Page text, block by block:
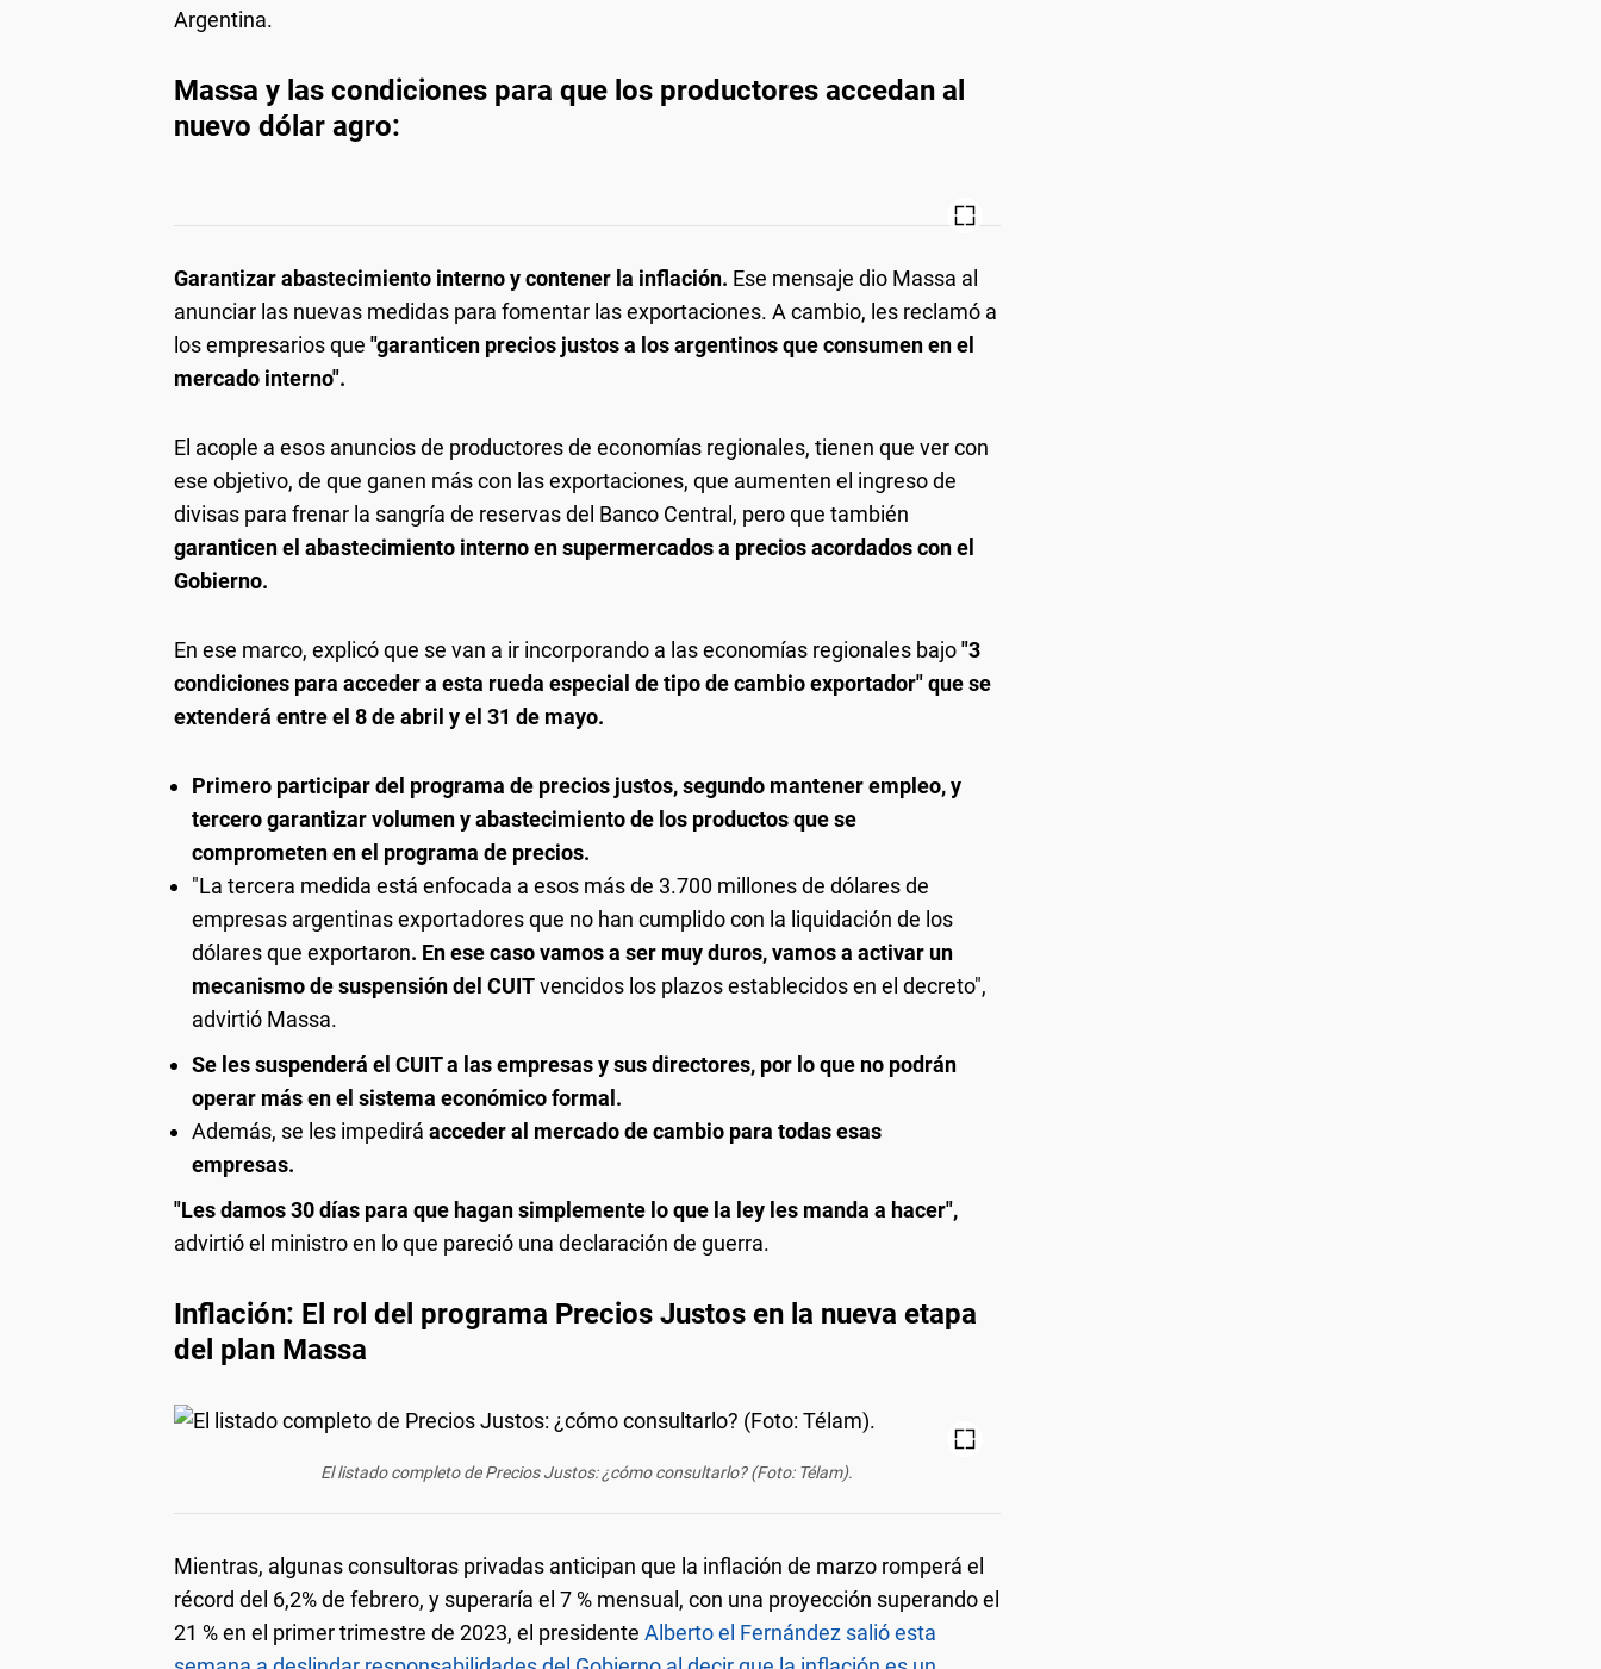
Argentina.
Massa y las condiciones para que los productores accedan al
nuevo dólar agro:
Garantizar abastecimiento interno y contener la inflación. Ese mensaje dio Massa al
anunciar las nuevas medidas para fomentar las exportaciones. A cambio, les reclamó a
los empresarios que "garanticen precios justos a los argentinos que consumen en el
mercado interno".
El acople a esos anuncios de productores de economías regionales, tienen que ver con
ese objetivo, de que ganen más con las exportaciones, que aumenten el ingreso de
divisas para frenar la sangría de reservas del Banco Central, pero que también
garanticen el abastecimiento interno en supermercados a precios acordados con el
Gobierno.
En ese marco, explicó que se van a ir incorporando a las economías regionales bajo"3
condiciones para acceder a esta rueda especial de tipo de cambio exportador" que se
extenderá entre el 8 de abril y el 31 de mayo.
Primero participar del programa de precios justos, segundo mantener empleo, y
tercero garantizar volumen y abastecimiento de los productos que se
comprometen en el programa de precios.
"La tercera medida está enfocada a esos más de 3.700 millones de dólares de
empresas argentinas exportadores que no han cumplido con la liquidación de los
dólares que exportaron. En ese caso vamos a ser muy duros, vamos a activar un
mecanismo de suspensión del CUITvencidos los plazos establecidos en el decreto",
advirtió Massa.
Se les suspenderá el CUIT a las empresas y sus directores, por lo que no podrán
operar más en el sistema económico formal.
Además, se les impedirá acceder al mercado de cambio para todas esas
empresas.
"Les damos 30 días para que hagan simplemente lo que la ley les manda a hacer",
advirtió el ministro en lo que pareció una declaración de guerra.
Inflación: El rol del programa Precios Justos en la nueva etapa
del plan Massa
El listado completo de Precios Justos: ¿cómo consultarlo? (Foto: Télam).
Mientras, algunas consultoras privadas anticipan que la inflación de marzo romperá el
récord del 6,2% de febrero, y superaría el 7 % mensual, con una proyección superando el
21 % en el primer trimestre de 2023, el presidente Alberto el Fernández salió esta